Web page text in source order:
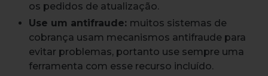
os pedidos de atualização.
Use um antifraude: muitos sistemas de
cobrança usam mecanismos antifraude para
evitar problemas, portanto use sempre uma
ferramenta com esse recurso incluído.